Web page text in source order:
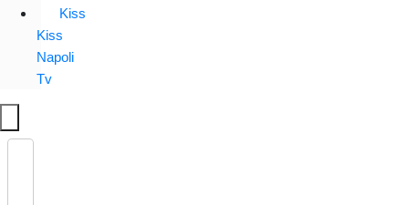
Kiss
Kiss
Napoli
Tv